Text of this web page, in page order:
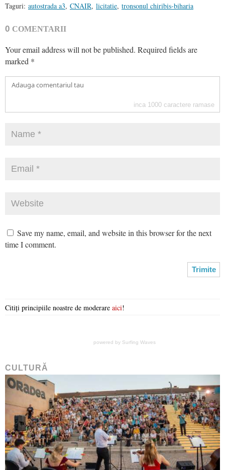
Taguri: autostrada a3, CNAIR, licitatie, tronsonul chiribis-biharia
0 COMENTARII
Your email address will not be published. Required fields are
marked *
inca 1000 caractere ramase
Save my name, email, and website in this browser for the next
time I comment.
Citiți principiile noastre de moderare aici!
powered by Surfing Waves
CULTURĂ